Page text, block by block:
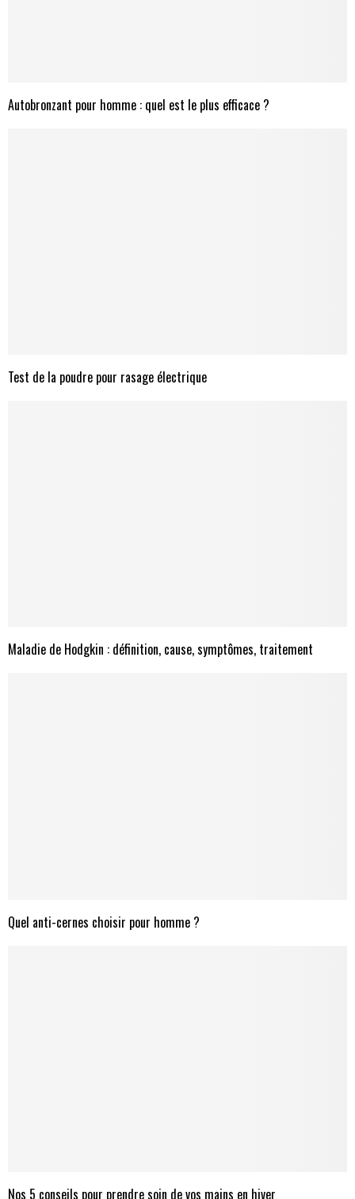
Autobronzant pour homme : quel est le plus efficace ?
Test de la poudre pour rasage électrique
Maladie de Hodgkin : définition, cause, symptômes, traitement
Quel anti-cernes choisir pour homme ?
Nos 5 conseils pour prendre soin de vos mains en hiver